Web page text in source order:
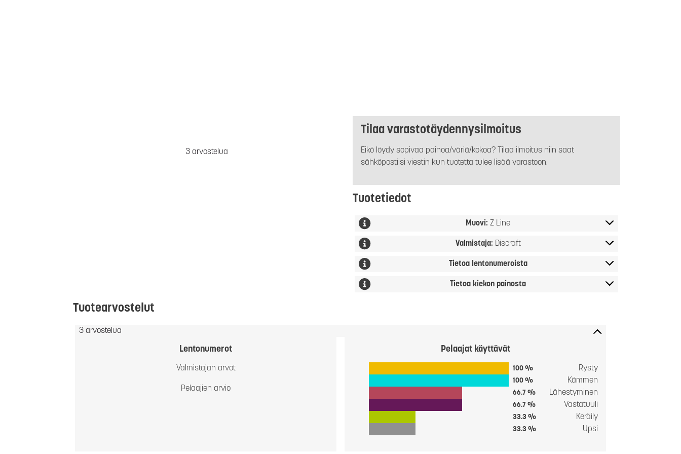
3 arvostelua
Tilaa varastotäydennysilmoitus
Eikö löydy sopivaa painoa/väriä/kokoa? Tilaa ilmoitus niin saat
sähköpostiisi viestin kun tuotetta tulee lisää varastoon.
Tuotetiedot
Muovi: Z Line
Valmistaja: Discraft
Tietoa lentonumeroista
Tietoa kiekon painosta
Tuotearvostelut
3 arvostelua
Lentonumerot
Valmistajan arvot
Pelaajien arvio
Pelaajat käyttävät
100 % Rysty
100 % Kämmen
66.7 % Lähestyminen
66.7 % Vastatuuli
33.3 % Keräily
33.3 % Upsi